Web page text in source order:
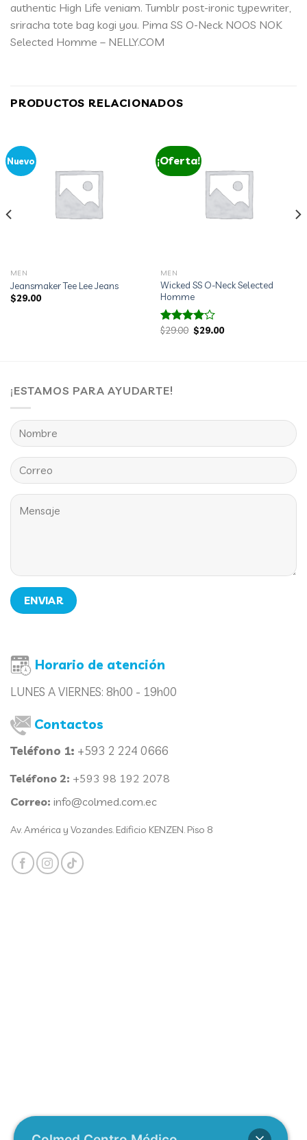
authentic High Life veniam. Tumblr post-ironic typewriter,
sriracha tote bag kogi you. Pima SS O-Neck NOOS NOK
Selected Homme – NELLY.COM
PRODUCTOS RELACIONADOS
Nuevo
MEN
Jeansmaker Tee Lee Jeans
$29.00
¡Oferta!
MEN
Wicked SS O-Neck Selected
Homme
Valorado
$29.00 El
precio
$29.00El
¡ESTAMOS PARA AYUDARTE!
Horario de atención
LUNES A VIERNES: 8h00 - 19h00
Contactos
Teléfono 1: +593 2 224 0666
Teléfono 2: +593 98 192 2078
Correo: info@colmed.com.ec
Av. América y Vozandes. Edificio KENZEN. Piso 8